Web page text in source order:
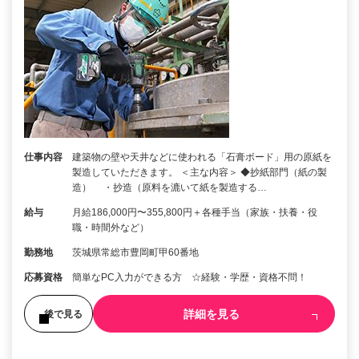
仕事内容
建築物の壁や天井などに使われる「石膏ボード」用の原紙を
製造していただきます。 ＜主な内容＞ ◆抄紙部門（紙の製
造） ・抄造（原料を漉いて紙を製造する…
給与
月給186,000円〜355,800円＋各種手当（家族・扶養・役
職・時間外など）
勤務地 茨城県常総市豊岡町甲60番地
応募資格 簡単なPC入力ができる方 ☆経験・学歴・資格不問！
後で見る 詳細を見る